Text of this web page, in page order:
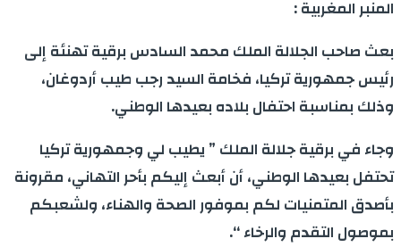
المنبر المغربية :
بعث صاحب الجلالة الملك محمد السادس برقية تهنئة إلى
رئيس جمهورية تركيا، فخامة السيد رجب طيب أردوغان،
وذلك بمناسبة احتفال بلاده بعيدها الوطني.
وجاء في برقية جلالة الملك ” يطيب لي وجمهورية تركيا
تحتفل بعيدها الوطني، أن أبعث إليكم بأحر التهاني، مقرونة
بأصدق المتمنيات لكم بموفور الصحة والهناء، ولشعبكم
بموصول التقدم والرخاء “.